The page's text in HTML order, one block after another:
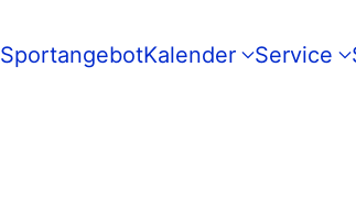
SportangebotKalender Service